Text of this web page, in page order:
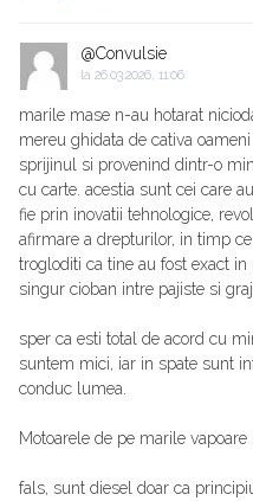
@Convulsie
la 26.03.2026, 11:06
marile mase n-au hotarat
mereu ghidata de cativa
sprijinul si provenind dintr-o
cu carte. acestia sunt cei care
fie prin inovatii tehnologice,
afirmare a drepturilor, in timp
trogloditi ca tine au fost exact
singur cioban intre pajiste si
sper ca esti total de acord cu
suntem mici, iar in spate sunt
conduc lumea.
Motoarele de pe marile vapoare
fals, sunt diesel doar ca